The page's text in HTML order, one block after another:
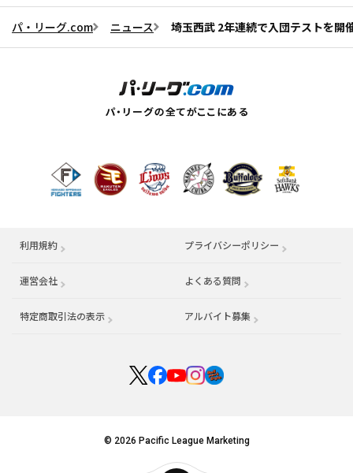
パ・リーグ.com ニュース 埼玉西武 2年連続で入団テストを
利用規約 プライバシーポリシー
運営会社 （別ウィンドウで開く） よくある質問
特定商取引法の表示 アルバイト募集 （別ウィンドウで開く
© 2026 Pacific League Marketing